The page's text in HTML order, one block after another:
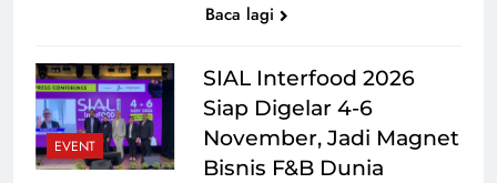
Membimbing
Istri
Pasien BPJS,
dr. Gia:
Selelah-
lelahnya
Kebijakan Baru
Trump: Datang
Baca lagi
EVENT
SIAL Interfood 2026
Siap Digelar 4-6
November, Jadi Magnet
Bisnis F&B Dunia